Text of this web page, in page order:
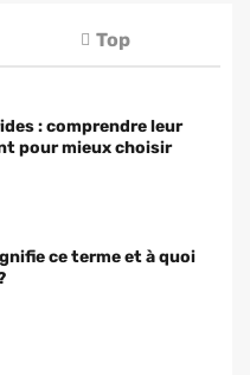
Top
: comprendre leur
pour mieux choisir
ce terme et à quoi